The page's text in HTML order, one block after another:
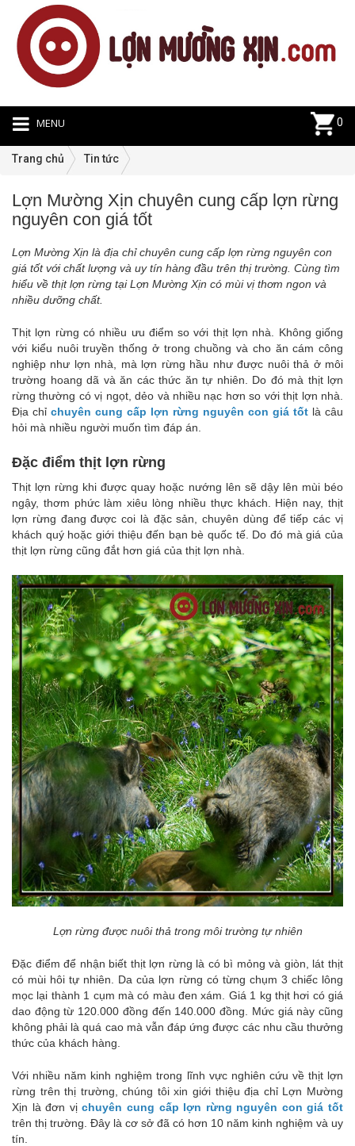
MENU 0
Trang chủ Tin tức
Lợn Mường Xịn chuyên cung cấp lợn rừng
nguyên con giá tốt
Lợn Mường Xịn là địa chỉ chuyên cung cấp lợn rừng nguyên con
giá tốt với chất lượng và uy tín hàng đầu trên thị trường. Cùng tìm
hiểu về thịt lợn rừng tại Lợn Mường Xịn có mùi vị thơm ngon và
nhiều dưỡng chất.
Thịt lợn rừng có nhiều ưu điểm so với thịt lợn nhà. Không giống
với kiểu nuôi truyền thống ở trong chuồng và cho ăn cám công
nghiệp như lợn nhà, mà lợn rừng hầu như được nuôi thả ở môi
trường hoang dã và ăn các thức ăn tự nhiên. Do đó mà thịt lợn
rừng thường có vị ngọt, dẻo và nhiều nạc hơn so với thịt lợn nhà.
Địa chỉ chuyên cung cấp lợn rừng nguyên con giá tốt là câu
hỏi mà nhiều người muốn tìm đáp án.
Đặc điểm thịt lợn rừng
Thịt lợn rừng khi được quay hoặc nướng lên sẽ dậy lên mùi béo
ngậy, thơm phức làm xiêu lòng nhiều thực khách. Hiện nay, thịt
lợn rừng đang được coi là đặc sản, chuyên dùng để tiếp các vị
khách quý hoặc giới thiệu đến bạn bè quốc tế. Do đó mà giá của
thịt lợn rừng cũng đắt hơn giá của thịt lợn nhà.
Lợn rừng được nuôi thả trong môi trường tự nhiên
Đặc điểm để nhận biết thịt lợn rừng là có bì mỏng và giòn, lát thịt
có mùi hôi tự nhiên. Da của lợn rừng có từng chụm 3 chiếc lông
mọc lại thành 1 cụm mà có màu đen xám. Giá 1 kg thịt hơi có giá
dao động từ 120.000 đồng đến 140.000 đồng. Mức giá này cũng
không phải là quá cao mà vẫn đáp ứng được các nhu cầu thưởng
thức của khách hàng.
Với nhiều năm kinh nghiệm trong lĩnh vực nghiên cứu về thịt lợn
rừng trên thị trường, chúng tôi xin giới thiệu địa chỉ Lợn Mường
Xịn là đơn vịchuyên cung cấp lợn rừng nguyên con giá tốt
trên thị trường. Đây là cơ sở đã có hơn 10 năm kinh nghiệm và uy
tín.